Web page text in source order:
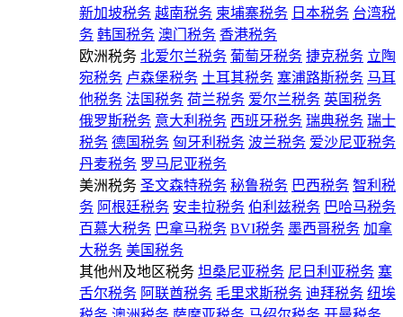
新加坡税务 越南税务 柬埔寨税务 日本税务 台湾税
务 韩国税务 澳门税务 香港税务
欧洲税务 北爱尔兰税务 葡萄牙税务 捷克税务 立陶
宛税务 卢森堡税务 土耳其税务 塞浦路斯税务 马耳
他税务 法国税务 荷兰税务 爱尔兰税务 英国税务
俄罗斯税务 意大利税务 西班牙税务 瑞典税务 瑞士
税务 德国税务 匈牙利税务 波兰税务 爱沙尼亚税务
丹麦税务 罗马尼亚税务
美洲税务 圣文森特税务 秘鲁税务 巴西税务 智利税
务 阿根廷税务 安圭拉税务 伯利兹税务 巴哈马税务
百慕大税务 巴拿马税务 BVI税务 墨西哥税务 加拿
大税务 美国税务
其他州及地区税务 坦桑尼亚税务 尼日利亚税务 塞
舌尔税务 阿联酋税务 毛里求斯税务 迪拜税务 纽埃